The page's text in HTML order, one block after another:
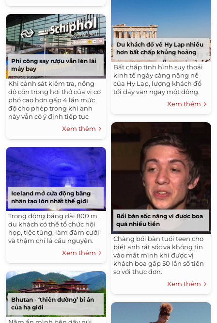
Phi công say rượu vẫn lén lái
máy bay
Khi cảnh sát kiểm tra, nồng
độ cồn trong hơi thở của vị cơ
phó cao hơn gấp 4 lần mức
độ cho phép trong khi anh
này vẫn có ý định tiếp tục
điều hành máy bay cho một
hãng ở Amsterdam, Hà Lan.
Xem thêm
Iceland mở cửa động băng
nhân tạo lớn nhất thế giới
Trong động băng dài 800 m,
du khách có thể tổ chức hội
họp, tiệc tùng, làm đám cưới
và thậm chí là cầu nguyện.
Xem thêm
Bhutan - ‘thiên đường’ bí ẩn
của hạ giới
Du khách đổ về Hy Lạp nhiều
hơn bất chấp khủng hoảng
Bất chấp tình hình suy thoái
kinh tế ngày càng nặng nề
của Hy Lạp, lượng khách đổ
tới đây vẫn ngày một đông.
Xem thêm
Bồi bàn sốc nặng vì được boa
quá nhiều tiền
Chàng bồi bàn tuổi teen cho
biết anh rất sốc và không tin
vào mắt mình khi được vị
khách boa gấp 50 lần số tiền
so với thực đơn.
Xem thêm